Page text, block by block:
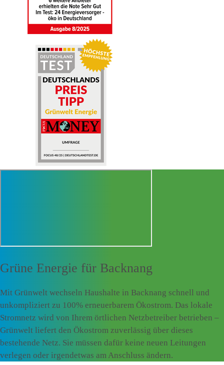
Grüne Energie für Backnang
Mit Grünwelt wechseln Haushalte in Backnang schnell und
unkompliziert zu 100% erneuerbarem Ökostrom. Das lokale
Stromnetz wird von Ihrem örtlichen Netzbetreiber betrieben –
Grünwelt liefert den Ökostrom zuverlässig über dieses
bestehende Netz. Sie müssen dafür keine neuen Leitungen
verlegen oder irgendetwas am Anschluss ändern.